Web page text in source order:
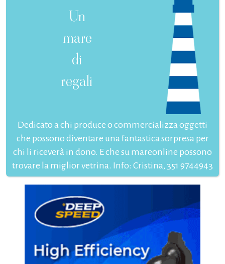
Un
mare
di
regali
Dedicato a chi produce o commercializza oggetti
che possono diventare una fantastica sorpresa per
chi li riceverà in dono. E che su mareonline possono
trovare la miglior vetrina. Info: Cristina, 351 9744943